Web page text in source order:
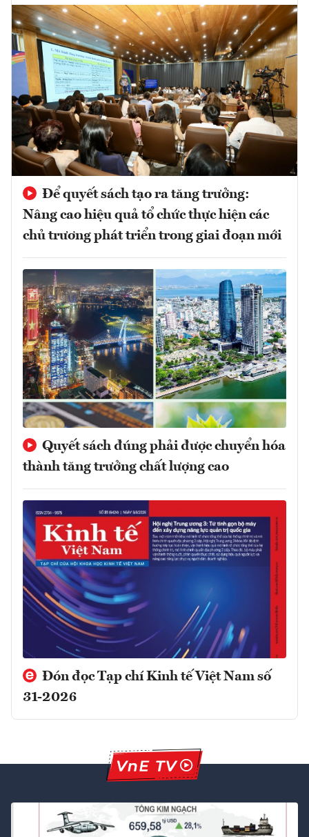
Để quyết sách tạo ra tăng trưởng:
Nâng cao hiệu quả tổ chức thực hiện các
chủ trương phát triển trong giai đoạn mới
Quyết sách đúng phải được chuyển hóa
thành tăng trưởng chất lượng cao
Đón đọc Tạp chí Kinh tế Việt Nam số
31-2026